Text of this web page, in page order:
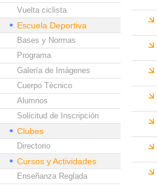
Vuelta ciclista
Escuela Deportiva
Bases y Normas
Programa
Galería de Imágenes
Cuerpo Técnico
Alumnos
Solicitud de Inscripción
Clubes
Directorio
Cursos y Actividades
Enseñanza Reglada